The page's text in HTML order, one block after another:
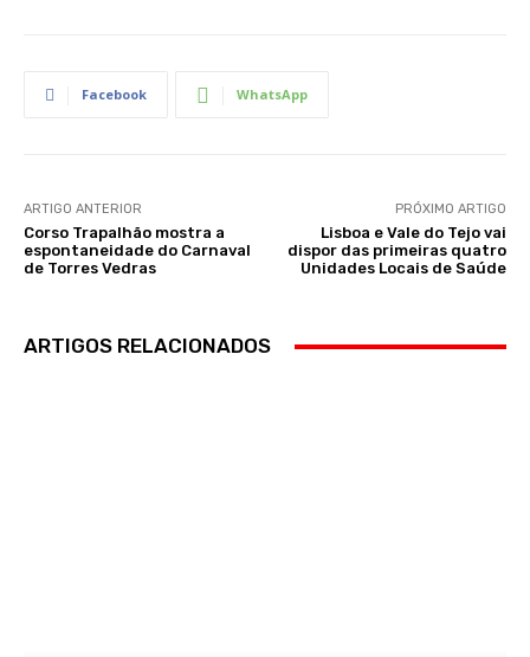
Facebook WhatsApp
ARTIGO ANTERIOR
Corso Trapalhão mostra a
espontaneidade do Carnaval
de Torres Vedras
PRÓXIMO ARTIGO
Lisboa e Vale do Tejo vai
dispor das primeiras quatro
Unidades Locais de Saúde
ARTIGOS RELACIONADOS